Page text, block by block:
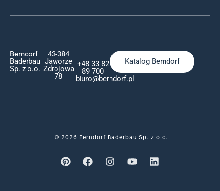
Berndorf
Baderbau
Sp. z o.o.
43-384
Jaworze
Zdrojowa
78
+48 33 82
89 700
biuro@berndorf.pl
Katalog Berndorf
© 2026 Berndorf Baderbau Sp. z o.o.